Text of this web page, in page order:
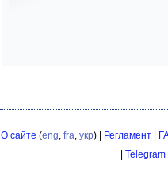
О сайте (eng, fra, укр) | Регламент|
Telegram